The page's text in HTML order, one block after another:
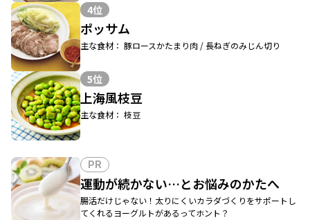
4位
ポッサム
主な食材： 豚ロースかたまり肉 / 長ねぎのみじん切り
5位
上海風枝豆
主な食材： 枝豆
PR
運動が続かない…とお悩みのかたへ
腸活だけじゃない！太りにくいカラダづくりをサポートし
てくれるヨーグルトがあるってホント？